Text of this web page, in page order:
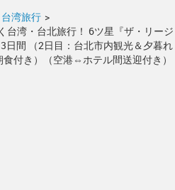
台湾旅行 >
台湾・台北旅行！ 6ツ星『ザ・リージ
日間 （2日目：台北市内観光＆夕暮れ
付き）（空港⇔ホテル間送迎付き）